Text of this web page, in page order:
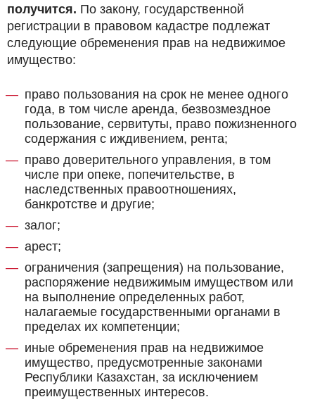
получится. По закону, государственной
регистрации в правовом кадастре подлежат
следующие обременения прав на недвижимое
имущество:
право пользования на срок не менее одного
года, в том числе аренда, безвозмездное
пользование, сервитуты, право пожизненного
содержания с иждивением, рента;
право доверительного управления, в том
числе при опеке, попечительстве, в
наследственных правоотношениях,
банкротстве и другие;
залог;
арест;
ограничения (запрещения) на пользование,
распоряжение недвижимым имуществом или
на выполнение определенных работ,
налагаемые государственными органами в
пределах их компетенции;
иные обременения прав на недвижимое
имущество, предусмотренные законами
Республики Казахстан, за исключением
преимущественных интересов.